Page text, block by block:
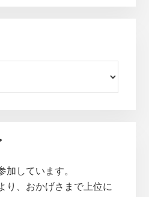
加しています。
り、おかげさまで上位に